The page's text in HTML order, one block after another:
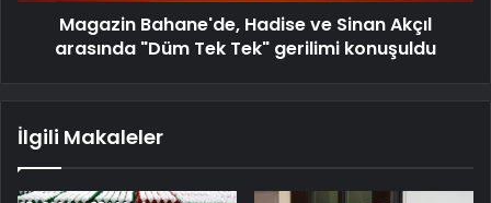
Magazin Bahane'de, Hadise ve Sinan Akçıl
arasında "Düm Tek Tek" gerilimi konuşuldu
İlgili Makaleler